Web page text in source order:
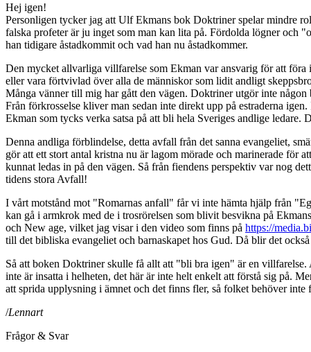
Hej igen!
Personligen tycker jag att Ulf Ekmans bok Doktriner spelar mindre
falska profeter är ju inget som man kan lita på. Fördolda lögner och
han tidigare åstadkommit och vad han nu åstadkommer.
Den mycket allvarliga villfarelse som Ekman var ansvarig för att
eller vara förtvivlad över alla de människor som lidit andligt
Många vänner till mig har gått den vägen. Doktriner utgör inte
Från förkrosselse kliver man sedan inte direkt upp på estraderna
Ekman som tycks verka satsa på att bli hela Sveriges andlige ledare.
Denna andliga förblindelse, detta avfall från det sanna evangeliet,
gör att ett stort antal kristna nu är lagom mörade och marinerade för
kunnat ledas in på den vägen. Så från fiendens perspektiv var nog
tidens stora Avfall!
I vårt motstånd mot "Romarnas anfall" får vi inte hämta hjälp från
kan gå i armkrok med de i trosrörelsen som blivit besvikna på
och New age, vilket jag visar i den video som finns på https://
till det bibliska evangeliet och barnaskapet hos Gud. Då blir det
Så att boken Doktriner skulle få allt att "bli bra igen" är en
inte är insatta i helheten, det här är inte helt enkelt att förstå sig på.
att sprida upplysning i ämnet och det finns fler, så folket behöver inte
/Lennart
Frågor & Svar